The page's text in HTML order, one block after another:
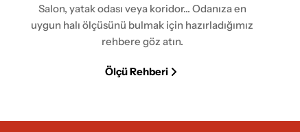
Salon, yatak odası veya koridor... Odanıza en
uygun halı ölçüsünü bulmak için hazırladığımız
rehbere göz atın.
Ölçü Rehberi